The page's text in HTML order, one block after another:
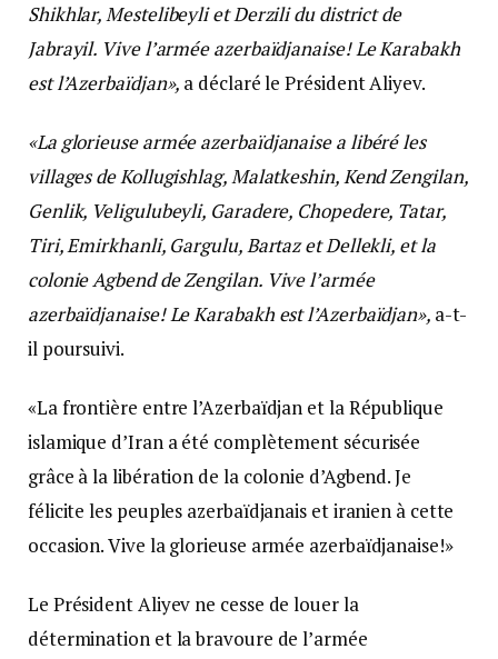
Shikhlar, Mestelibeyli et Derzili du district de
Jabrayil. Vive l’armée azerbaïdjanaise! Le Karabakh
est l’Azerbaïdjan», a déclaré le Président Aliyev.
«La glorieuse armée azerbaïdjanaise a libéré les
villages de Kollugishlag, Malatkeshin, Kend Zengilan,
Genlik, Veligulubeyli, Garadere, Chopedere, Tatar,
Tiri, Emirkhanli, Gargulu, Bartaz et Dellekli, et la
colonie Agbend de Zengilan. Vive l’armée
azerbaïdjanaise! Le Karabakh est l’Azerbaïdjan», a-t-
il poursuivi.
«La frontière entre l’Azerbaïdjan et la République
islamique d’Iran a été complètement sécurisée
grâce à la libération de la colonie d’Agbend. Je
félicite les peuples azerbaïdjanais et iranien à cette
occasion. Vive la glorieuse armée azerbaïdjanaise!»
Le Président Aliyev ne cesse de louer la
détermination et la bravoure de l’armée